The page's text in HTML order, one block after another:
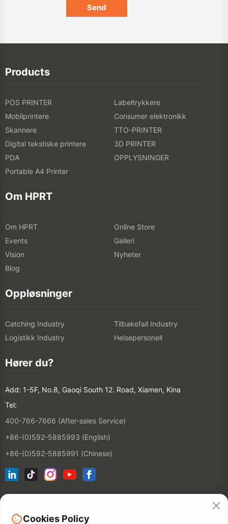
Products
POS PRINTER
Labeltrykkere
Mobilprintere
Consumer elektronikk
Skannere
TTO-PRINTER
Digital tekstiske printere
3D PRINTER
PDA
OPPLYSNINGER
Portable A4 Printer
Om HPRT
Om HPRT
Online Store
Events
Galleri
Vision
Nyheter
Blog
Oppløsninger
Catching Industry
Tilbakefall Industry
Logistikk Industry
Helsepersonell
Hører du?
Add: 1-5F, No.8, Gaoqi South 12. Road, Xiamen, Kina
Tel:
400-766-7666 (After-sales Service)
+86-(0)592-5885993 (English)
+86-(0)592-5885991 (Chinese)
Cookies Policy